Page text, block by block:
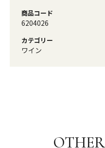
商品コード
6204026
カテゴリー
ワイン